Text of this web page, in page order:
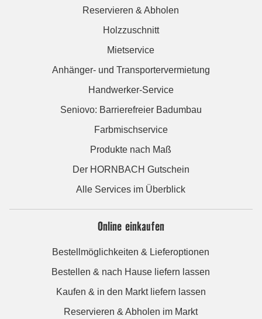
Reservieren & Abholen
Holzzuschnitt
Mietservice
Anhänger- und Transportervermietung
Handwerker-Service
Seniovo: Barrierefreier Badumbau
Farbmischservice
Produkte nach Maß
Der HORNBACH Gutschein
Alle Services im Überblick
Online einkaufen
Bestellmöglichkeiten & Lieferoptionen
Bestellen & nach Hause liefern lassen
Kaufen & in den Markt liefern lassen
Reservieren & Abholen im Markt